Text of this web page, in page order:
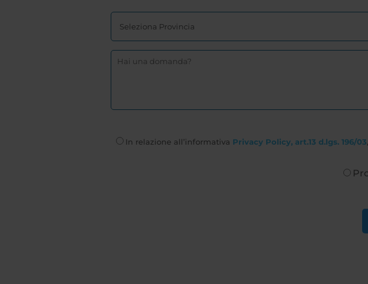
In relazione all’informativa Privacy Policy, art.13 d.lgs. 196/03